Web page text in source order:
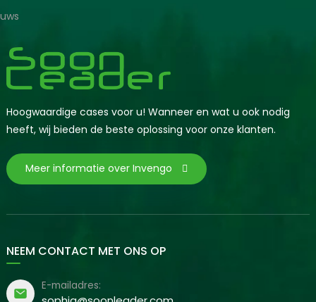
Hoogwaardige cases voor u! Wanneer en wat u ook nodig
heeft, wij bieden de beste oplossing voor onze klanten.
Meer informatie over Invengo
NEEM CONTACT MET ONS OP
E-mailadres: